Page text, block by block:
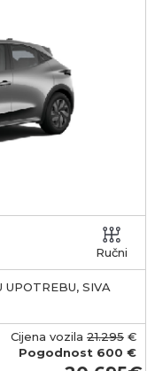
Ručni
UPOTREBU, SIVA
Cijena vozila 21.295 €
Pogodnost 600 €